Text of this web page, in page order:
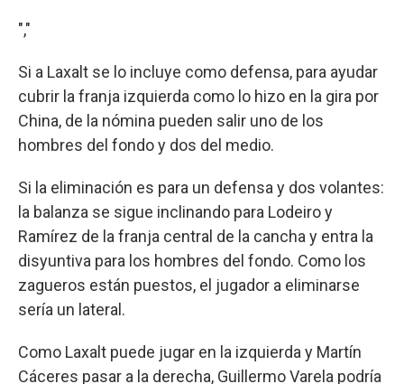
","
Si a Laxalt se lo incluye como defensa, para ayudar
cubrir la franja izquierda como lo hizo en la gira por
China, de la nómina pueden salir uno de los
hombres del fondo y dos del medio.
Si la eliminación es para un defensa y dos volantes:
la balanza se sigue inclinando para Lodeiro y
Ramírez de la franja central de la cancha y entra la
disyuntiva para los hombres del fondo. Como los
zagueros están puestos, el jugador a eliminarse
sería un lateral.
Como Laxalt puede jugar en la izquierda y Martín
Cáceres pasar a la derecha, Guillermo Varela podría